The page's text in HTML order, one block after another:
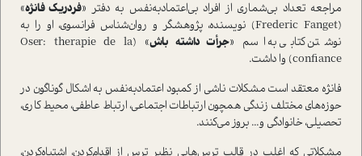
مراجعه تعداد بی‌شماری از افراد بی‌اعتمادبه‌نفس به دفتر «فردریک فانژه»
(Frederic Fanget) نویسنده، پژوهشگر و روان‌شناس فرانسوی، او را به
نوشتن کتابی به اسم «جرأت داشته باش
» (Oser: therapie de la
confiance) وا داشت.
فانژه معتقد است مشکلات ناشی از کمبود اعتمادبه‌نفس به اشکال گوناگون در
حوزه‌های مختلف زندگی همچون ارتباطات اجتماعی، ارتباط عاطفی، محیط کاری،
تحصیلی، خانوادگی و... بروز می‌کنند.
مشکلاتی که اغلب در قالب ترس‌هایی نظیر ترس از اقدام‌کردن، اشتباه‌کردن،